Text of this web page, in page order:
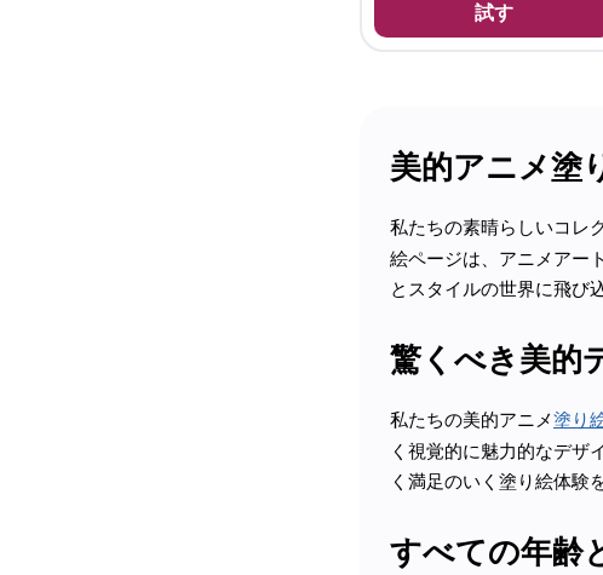
試す
美的アニメ塗
私たちの素晴らしいコレ
絵ページは、アニメアー
とスタイルの世界に飛び
驚くべき美的
私たちの美的アニメ塗り
く視覚的に魅力的なデザ
く満足のいく塗り絵体験
すべての年齢